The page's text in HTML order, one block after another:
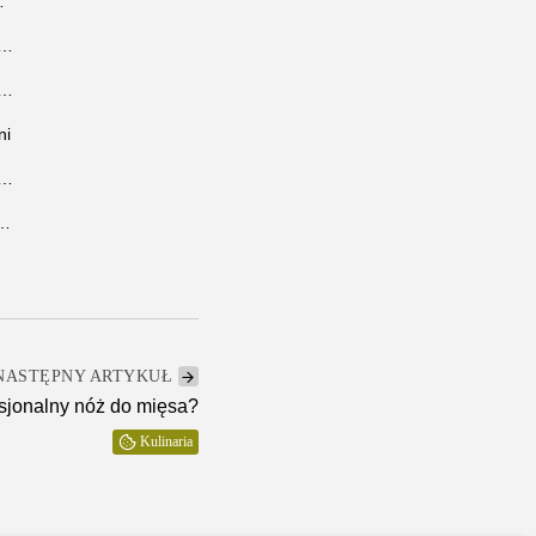
ARTYKUŁ
nóż do mięsa?
Kulinaria